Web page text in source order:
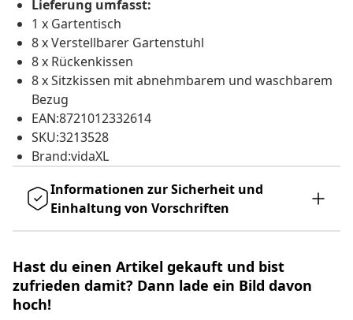
Lieferung umfasst:
1 x Gartentisch
8 x Verstellbarer Gartenstuhl
8 x Rückenkissen
8 x Sitzkissen mit abnehmbarem und waschbarem
Bezug
EAN:8721012332614
SKU:3213528
Brand:vidaXL
Informationen zur Sicherheit und
Einhaltung von Vorschriften
Hast du einen Artikel gekauft und bist
zufrieden damit? Dann lade ein Bild davon
hoch!